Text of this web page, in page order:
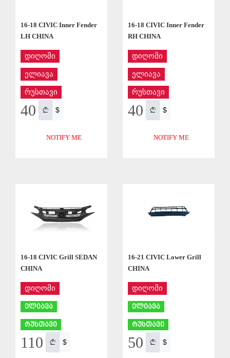
16-18 CIVIC Inner Fender
LH CHINA
დიღომი
ელიავა
რუსთავი
40 $
NOTIFY ME
16-18 CIVIC Inner Fender
RH CHINA
დიღომი
ელიავა
რუსთავი
40 $
NOTIFY ME
16-18 CIVIC Grill SEDAN
CHINA
დიღომი
ელიავა
რუსთავი
110 $
16-21 CIVIC Lower Grill
CHINA
დიღომი
ელიავა
რუსთავი
50 $